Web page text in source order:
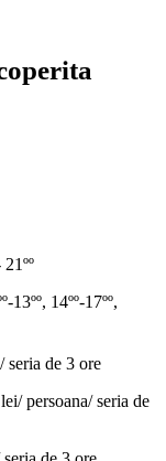
14ºº-17ºº,
de 3 ore
persoana/ seria de